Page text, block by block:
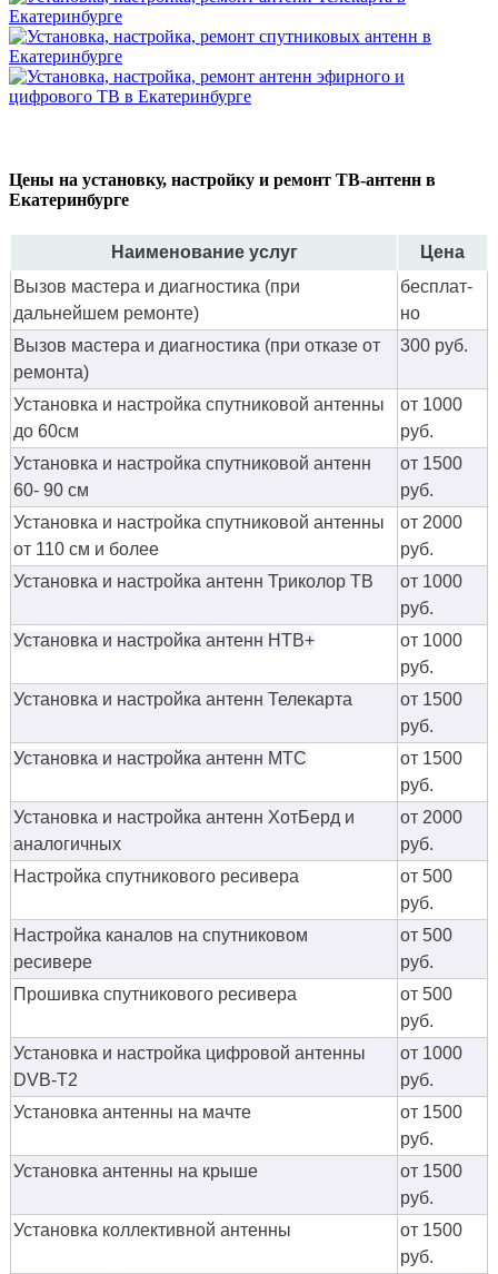
Цены на установку, настройку и ремонт ТВ-антенн в
Екатеринбурге
Наименование услуг
Цена
Вызов мастера и диагностика (при
дальнейшем ремонте)
бес­плат­
но
Вызов мастера и диагностика (при отказе от
ремонта)
300 руб.
Установка и настройка спутниковой антенны
до 60см
от 1000
руб.
Установка и настройка спутниковой антенн
60- 90 см
от 1500
руб.
Установка и настройка спутниковой антенны
от 110 см и более
от 2000
руб.
Установка и настройка антенн Триколор ТВ
от 1000
руб.
Установка и настройка антенн НТВ+
от 1000
руб.
Установка и настройка антенн Телекарта
от 1500
руб.
Установка и настройка антенн МТС
от 1500
руб.
Установка и настройка антенн ХотБерд и
аналогичных
от 2000
руб.
Настройка спутникового ресивера
от 500
руб.
Настройка каналов на спутниковом
ресивере
от 500
руб.
Прошивка спутникового ресивера
от 500
руб.
Установка и настройка цифровой антенны
DVB-T2
от 1000
руб.
Установка антенны на мачте
от 1500
руб.
Установка антенны на крыше
от 1500
руб.
Установка коллективной антенны
от 1500
руб.